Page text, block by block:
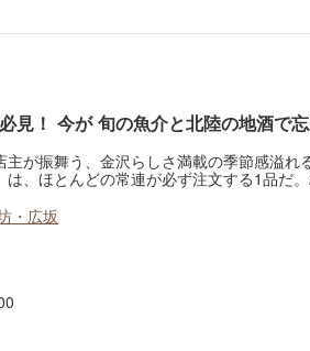
見！ 今が 旬の魚介と北陸の地酒で
が振舞う、金沢らしさ満載の季節感溢
、ほとんどの常連が必ず注文する1品だ
・広坂